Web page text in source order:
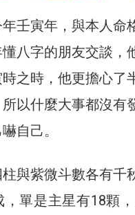
壬寅年，與本人命
八字的朋友交談，
時之時，他更擔心
所以什麼大事都沒
自己。
與紫微斗數各有千
單是主星有18顆